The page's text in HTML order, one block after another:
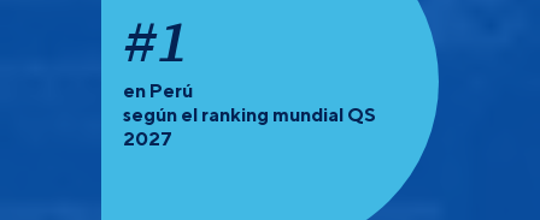
#1
en Perú
según el ranking mundial QS
2027